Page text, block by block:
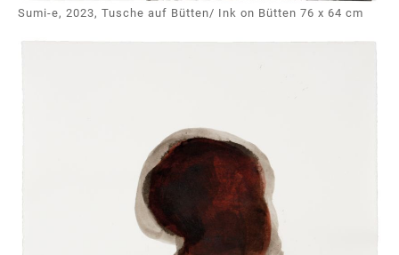
Sumi-e, 2023, Tusche auf Bütten/ Ink on Bütten 76 x 64 cm